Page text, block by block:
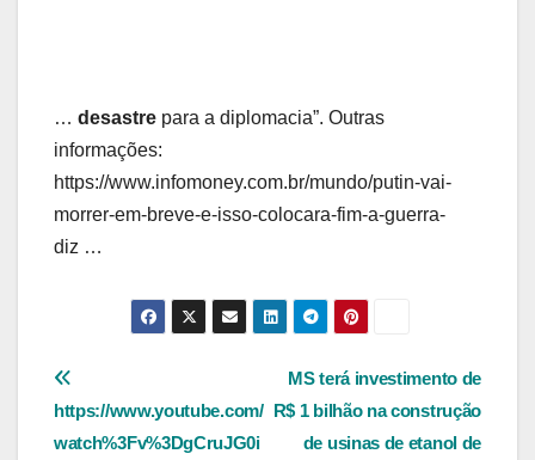
… desastre para a diplomacia”. Outras
informações:
https://www.infomoney.com.br/mundo/putin-vai-
morrer-em-breve-e-isso-colocara-fim-a-guerra-
diz …
Navegação
de
MS terá investimento de
R$ 1 bilhão na construção
de usinas de etanol de
https://www.youtube.com/
watch%3Fv%3DgCruJG0i